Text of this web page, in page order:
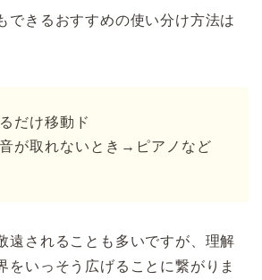
できるおすすめの使い分け方法は
だけ移動ド
が取れないとき→ピアノなど
遠されることも多いですが、理解
をいっそう広げることに繋がりま